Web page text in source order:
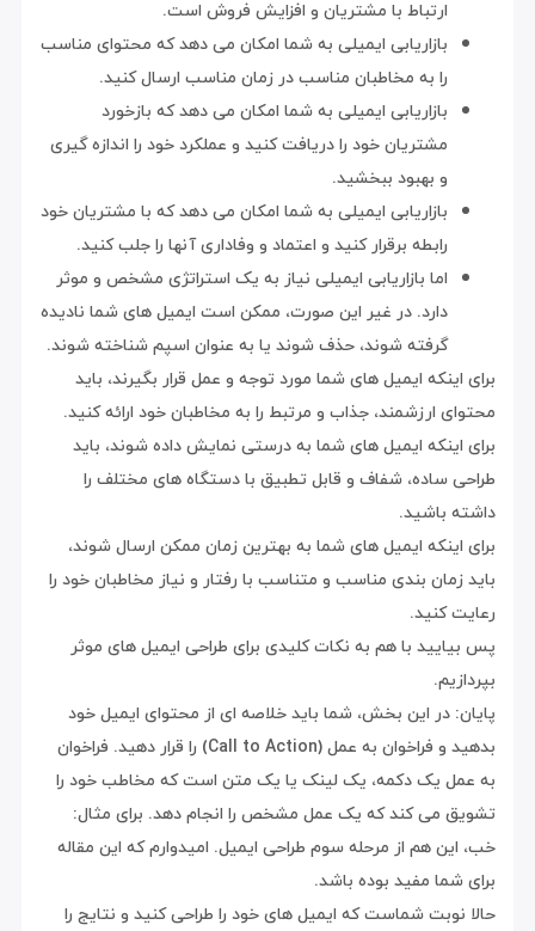
ارتباط با مشتریان و افزایش فروش است.
بازاریابی ایمیلی به شما امکان می دهد که محتوای مناسب
را به مخاطبان مناسب در زمان مناسب ارسال کنید.
بازاریابی ایمیلی به شما امکان می دهد که بازخورد
مشتریان خود را دریافت کنید و عملکرد خود را اندازه گیری
و بهبود ببخشید.
بازاریابی ایمیلی به شما امکان می دهد که با مشتریان خود
رابطه برقرار کنید و اعتماد و وفاداری آنها را جلب کنید.
اما بازاریابی ایمیلی نیاز به یک استراتژی مشخص و موثر
دارد. در غیر این صورت، ممکن است ایمیل های شما نادیده
گرفته شوند، حذف شوند یا به عنوان اسپم شناخته شوند.
برای اینکه ایمیل های شما مورد توجه و عمل قرار بگیرند، باید
محتوای ارزشمند، جذاب و مرتبط را به مخاطبان خود ارائه کنید.
برای اینکه ایمیل های شما به درستی نمایش داده شوند، باید
طراحی ساده، شفاف و قابل تطبیق با دستگاه های مختلف را
داشته باشید.
برای اینکه ایمیل های شما به بهترین زمان ممکن ارسال شوند،
باید زمان بندی مناسب و متناسب با رفتار و نیاز مخاطبان خود را
رعایت کنید.
پس بیایید با هم به نکات کلیدی برای طراحی ایمیل های موثر
بپردازیم.
پایان: در این بخش، شما باید خلاصه ای از محتوای ایمیل خود
بدهید و فراخوان به عمل (Call to Action) را قرار دهید. فراخوان
به عمل یک دکمه، یک لینک یا یک متن است که مخاطب خود را
تشویق می کند که یک عمل مشخص را انجام دهد. برای مثال:
خب، این هم از مرحله سوم طراحی ایمیل. امیدوارم که این مقاله
برای شما مفید بوده باشد.
حالا نوبت شماست که ایمیل های خود را طراحی کنید و نتایج را